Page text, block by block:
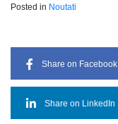
Posted in Noutati
Share on Facebook
Share on LinkedIn